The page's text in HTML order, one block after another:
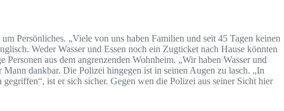
Persönliches. „Viele von uns haben Familien und seit 45 Tagen keinen
Weder Wasser und Essen noch ein Zugticket nach Hause könnten
aus dem angrenzenden Wohnheim. „Wir haben Wasser und
dankbar. Die Polizei hingegen ist in seinen Augen zu lasch. „In
ist er sich sicher. Gegen wen die Polizei aus seiner Sicht hier